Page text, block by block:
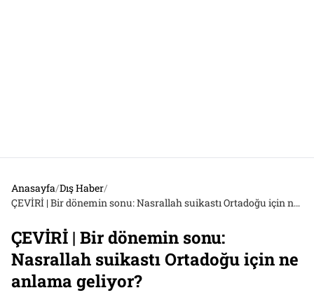
Anasayfa/Dış Haber/
ÇEVİRİ | Bir dönemin sonu: Nasrallah suikastı Ortadoğu için ne anlama geliyor?
ÇEVİRİ | Bir dönemin sonu:
Nasrallah suikastı Ortadoğu için ne
anlama geliyor?